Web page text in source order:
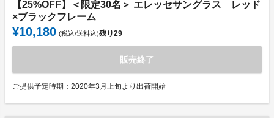
【25%OFF】＜限定30名＞ エレッセサングラス レッド
×ブラックフレーム
¥10,180 (税込/送料込)残り29
販売終了
ご提供予定時期：2020年3月上旬より出荷開始